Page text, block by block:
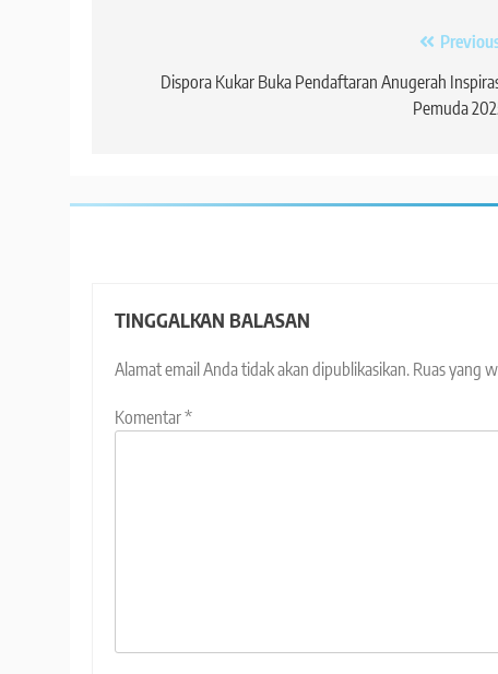
Dispora Kukar Buka Pendaftaran Anugerah
Pemuda
TINGGALKAN BALASAN
Alamat email Anda tidak akan dipublikasikan. Ruas yang
Komentar*